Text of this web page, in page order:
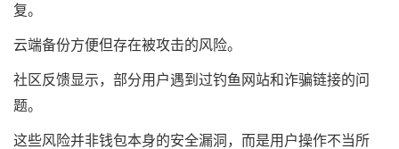
复。
云端备份方便但存在被攻击的风险。
社区反馈显示，部分用户遇到过钓鱼网站和诈骗链接的问
题。
这些风险并非钱包本身的安全漏洞，而是用户操作不当所